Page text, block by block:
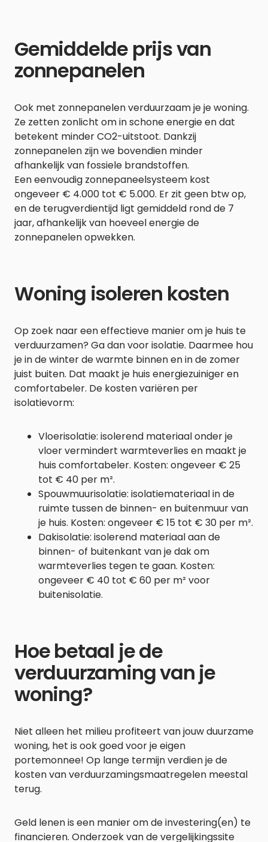
Gemiddelde prijs van
zonnepanelen
Ook met zonnepanelen verduurzaam je je woning.
Ze zetten zonlicht om in schone energie en dat
betekent minder CO2-uitstoot. Dankzij
zonnepanelen zijn we bovendien minder
afhankelijk van fossiele brandstoffen.
Een eenvoudig zonnepaneelsysteem kost
ongeveer € 4.000 tot € 5.000. Er zit geen btw op,
en de terugverdientijd ligt gemiddeld rond de 7
jaar, afhankelijk van hoeveel energie de
zonnepanelen opwekken.
Woning isoleren kosten
Op zoek naar een effectieve manier om je huis te
verduurzamen? Ga dan voor isolatie. Daarmee hou
je in de winter de warmte binnen en in de zomer
juist buiten. Dat maakt je huis energiezuiniger en
comfortabeler. De kosten variëren per
isolatievorm:
Vloerisolatie: isolerend materiaal onder je
vloer vermindert warmteverlies en maakt je
huis comfortabeler. Kosten: ongeveer € 25
tot € 40 per m².
Spouwmuurisolatie: isolatiemateriaal in de
ruimte tussen de binnen- en buitenmuur van
je huis. Kosten: ongeveer € 15 tot € 30 per m².
Dakisolatie: isolerend materiaal aan de
binnen- of buitenkant van je dak om
warmteverlies tegen te gaan. Kosten:
ongeveer € 40 tot € 60 per m² voor
buitenisolatie.
Hoe betaal je de
verduurzaming van je
woning?
Niet alleen het milieu profiteert van jouw duurzame
woning, het is ook goed voor je eigen
portemonnee! Op lange termijn verdien je de
kosten van verduurzamingsmaatregelen meestal
terug.
Geld lenen is een manier om de investering(en) te
financieren. Onderzoek van de vergelijkingssite